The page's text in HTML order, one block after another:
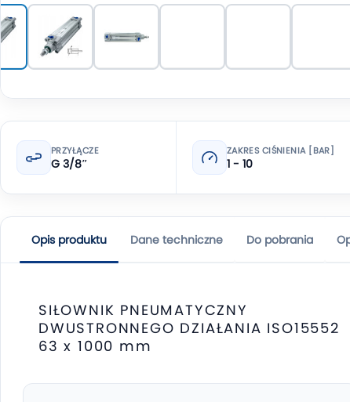
PRZYŁĄCZE
G 3/8″
ZAKRES CIŚNIENIA [BAR]
1 - 10
Opis produktu Dane techniczne Do pobrania
SIŁOWNIK PNEUMATYCZNY
DWUSTRONNEGO DZIAŁANIA ISO15552
63 x 1000 mm